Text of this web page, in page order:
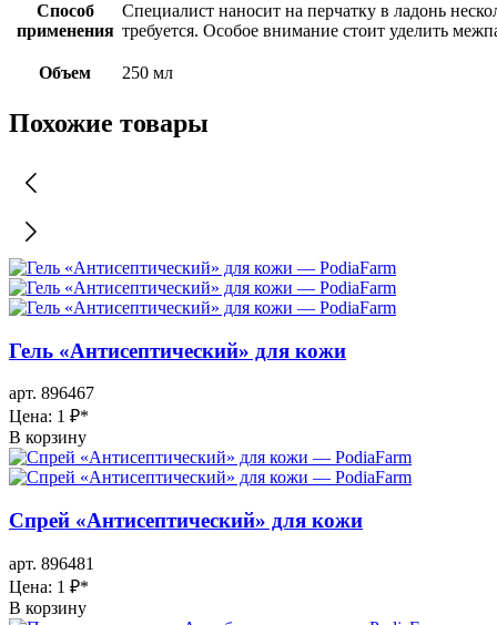
Способ
применения
Специалист наносит на перчатку в ладонь
требуется. Особое внимание стоит уделить
Объем 250 мл
Похожие товары
Гель «Антисептический» для кожи
арт. 896467
Цена: 1 ₽*
В корзину
Спрей «Антисептический» для кожи
арт. 896481
Цена: 1 ₽*
В корзину